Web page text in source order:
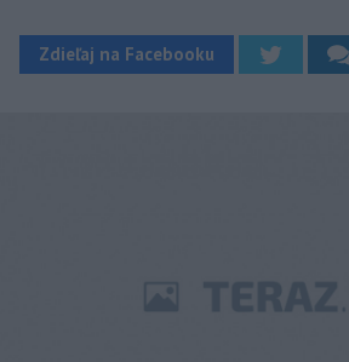
Zdieľaj na Facebooku